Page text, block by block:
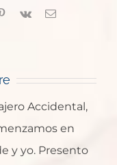
Pinterest
Vk
Correo
Accidental,
en
y yo. Presento